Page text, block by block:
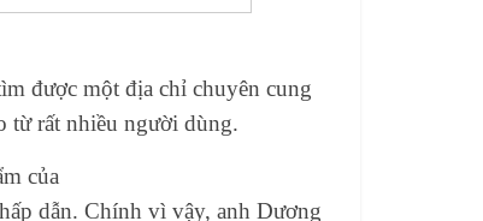
được một địa chỉ chuyên cung
từ rất nhiều người dùng.
của
dẫn. Chính vì vậy, anh Dương